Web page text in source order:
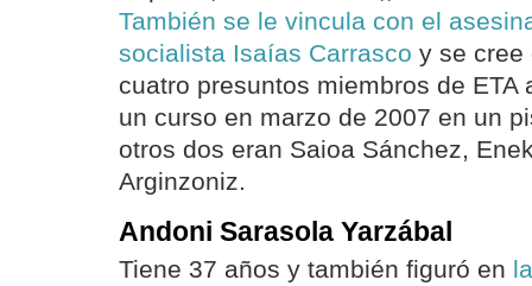
También se le vincula con el
socialista Isaías Carrasco y se cree
cuatro presuntos miembros de ETA
un curso en marzo de 2007 en un
otros dos eran Saioa Sánchez,
Arginzoniz.
Andoni Sarasola Yarzábal
Tiene 37 años y también figuró en